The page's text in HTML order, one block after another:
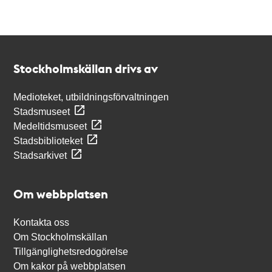
Stockholmskällan drivs av
Medioteket, utbildningsförvaltningen
Stadsmuseet
Medeltidsmuseet
Stadsbiblioteket
Stadsarkivet
Om webbplatsen
Kontakta oss
Om Stockholmskällan
Tillgänglighetsredogörelse
Om kakor på webbplatsen